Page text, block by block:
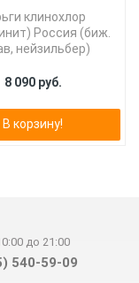
клинохлор
Россия (биж.
нейзильбер)
8 090 руб.
В корзину!
до 21:00
540-59-09